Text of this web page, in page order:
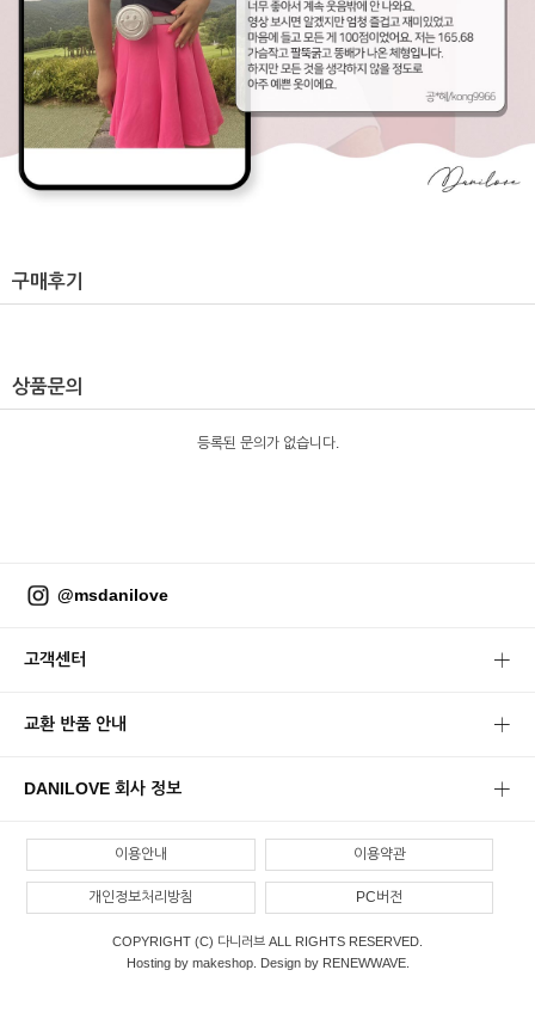
구매후기
상품문의
등록된 문의가 없습니다.
@msdanilove
고객센터
교환 반품 안내
DANILOVE 회사 정보
이용안내 이용약관
개인정보처리방침 PC버전
COPYRIGHT (C) 다니러브 ALL RIGHTS RESERVED.
Hosting by makeshop. Design by RENEWWAVE.